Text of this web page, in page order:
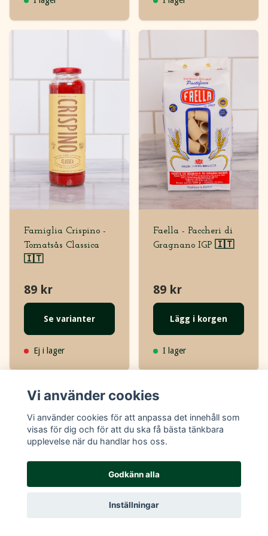
Famiglia Crispino -
Tomatsås Classica
🇮🇹
89 kr
Se varianter
Ej i lager
Faella - Paccheri di
Gragnano IGP 🇮🇹
89 kr
Lägg i korgen
I lager
Vi använder cookies
Vi använder cookies för att anpassa det innehåll som
visas för dig och för att du ska få bästa tänkbara
upplevelse när du handlar hos oss.
Godkänn alla
Inställningar